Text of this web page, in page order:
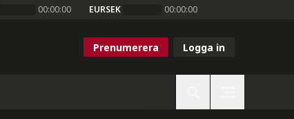
00:00:00 EURSEK 00:00:00
Prenumerera Logga in